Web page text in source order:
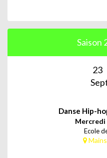
Saison
23
Danse Hip-
Mercredi
Ecole